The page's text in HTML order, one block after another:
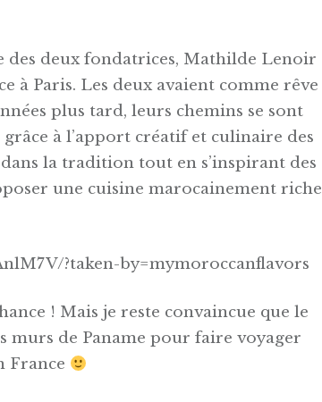
des deux fondatrices, Mathilde Lenoir
à Paris. Les deux avaient comme rêve
plus tard, leurs chemins se sont
à l’apport créatif et culinaire des
la tradition tout en s’inspirant des
une cuisine marocainement riche
?taken-by=mymoroccanflavors
! Mais je reste convaincue que le
murs de Paname pour faire voyager
France